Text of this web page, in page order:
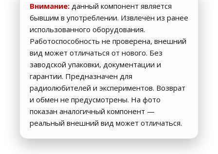
Внимание: данный компонент является
бывшим в употреблении. Извлечён из ранее
использованного оборудования.
Работоспособность не проверена, внешний
вид может отличаться от нового. Без
заводской упаковки, документации и
гарантии. Предназначен для
радиолюбителей и экспериментов. Возврат
и обмен не предусмотрены. На фото
показан аналогичный компонент —
реальный внешний вид может отличаться.